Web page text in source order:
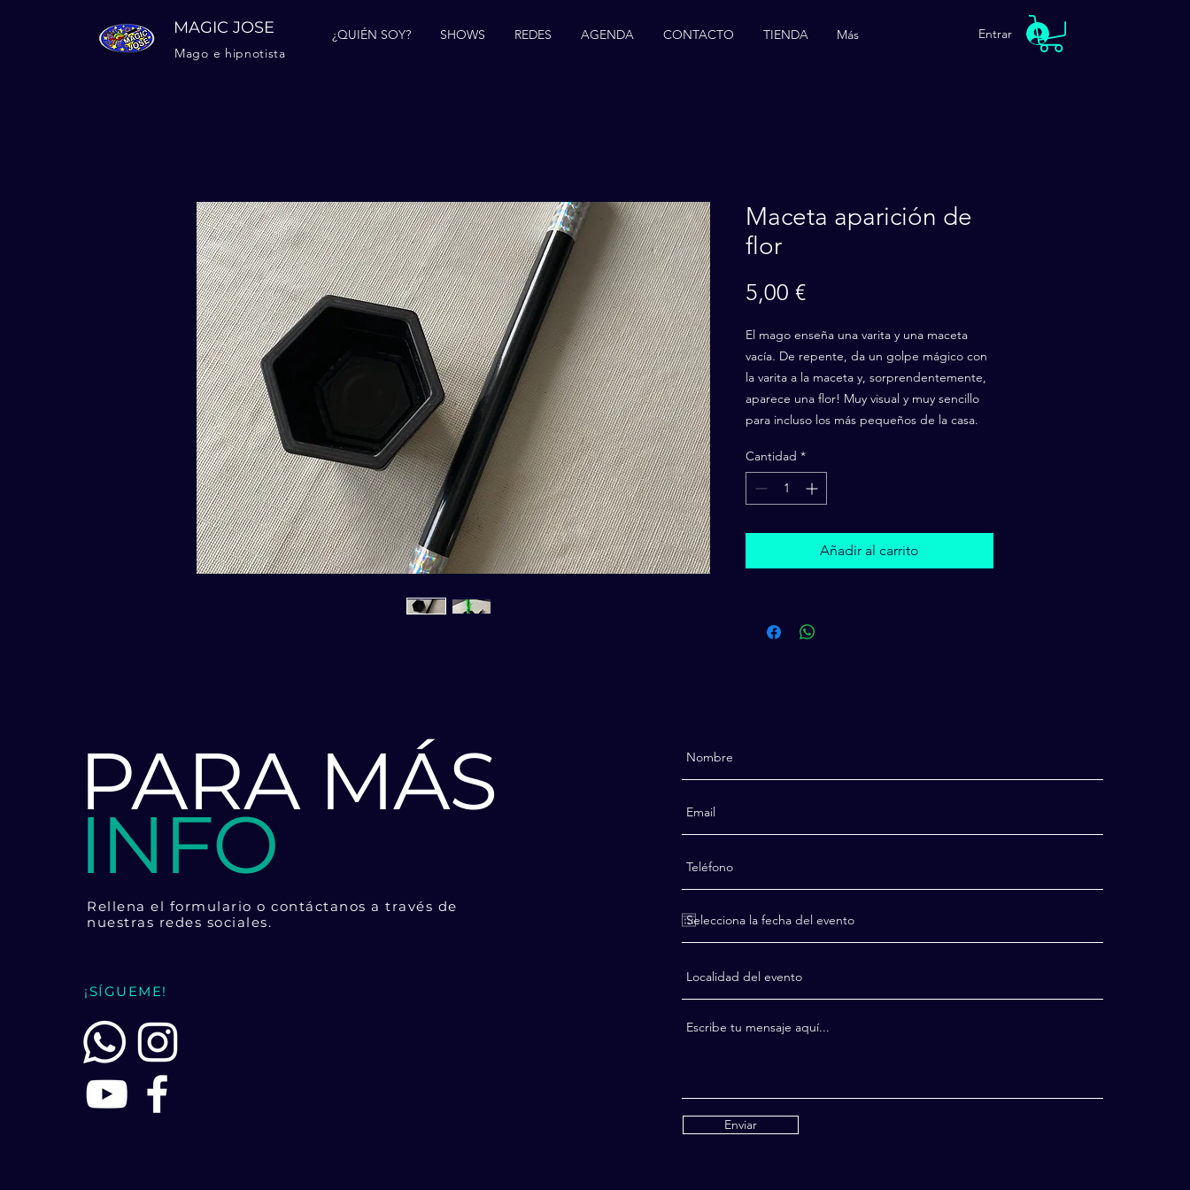
¿QUIÉN SOY? SHOWS REDES AGENDA CONTACTO TIENDA Más Entrar
MAGIC JOSE
Mago e hipnotista
Maceta aparición de
flor
5,00 €Precio
El mago enseña una varita y una maceta
vacía. De repente, da un golpe mágico con
la varita a la maceta y, sorprendentemente,
aparece una flor! Muy visual y muy sencillo
para incluso los más pequeños de la casa.
Cantidad *
Añadir al carrito
PARA MÁS
INFO
Rellena el formulario o contáctanos a través de
nuestras redes sociales.
¡SÍGUEME!
Enviar